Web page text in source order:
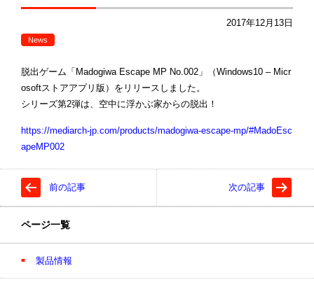
2017年12月13日
News
脱出ゲーム「Madogiwa Escape MP No.002」（Windows10 – Micr
osoftストアアプリ版）をリリースしました。
シリーズ第2弾は、空中に浮かぶ家からの脱出！
https://mediarch-jp.com/products/madogiwa-escape-mp/#MadoEsc
apeMP002
前の記事 次の記事
ページ一覧
製品情報